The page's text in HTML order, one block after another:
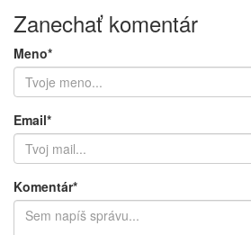
Zanechať komentár
Meno*
Email*
Komentár*